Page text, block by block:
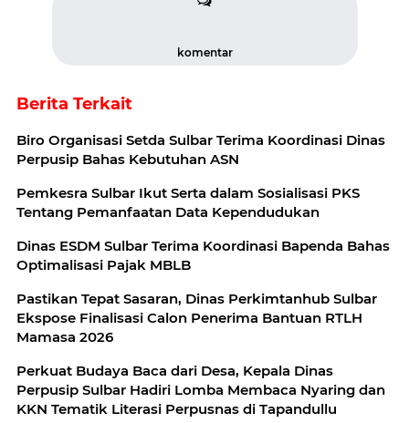
komentar
Berita Terkait
Biro Organisasi Setda Sulbar Terima Koordinasi Dinas
Perpusip Bahas Kebutuhan ASN
Pemkesra Sulbar Ikut Serta dalam Sosialisasi PKS
Tentang Pemanfaatan Data Kependudukan
Dinas ESDM Sulbar Terima Koordinasi Bapenda Bahas
Optimalisasi Pajak MBLB
Pastikan Tepat Sasaran, Dinas Perkimtanhub Sulbar
Ekspose Finalisasi Calon Penerima Bantuan RTLH
Mamasa 2026
Perkuat Budaya Baca dari Desa, Kepala Dinas
Perpusip Sulbar Hadiri Lomba Membaca Nyaring dan
KKN Tematik Literasi Perpusnas di Tapandullu